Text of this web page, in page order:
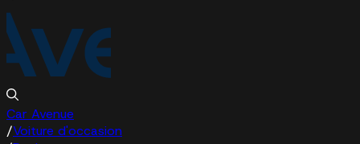
Car Avenue
/Voiture d'occasion